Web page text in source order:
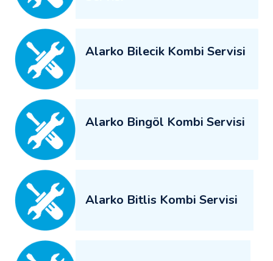
Alarko Bilecik Kombi Servisi
Alarko Bingöl Kombi Servisi
Alarko Bitlis Kombi Servisi